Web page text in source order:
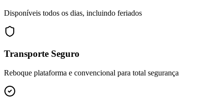
Disponíveis todos os dias, incluindo feriados
Transporte Seguro
Reboque plataforma e convencional para total segurança